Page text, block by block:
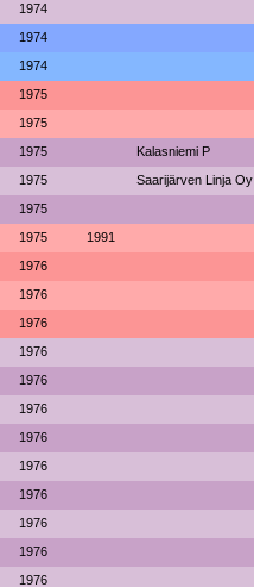
1974
1974
1974
1975
1975
1975 Kalasniemi P
1975 Saarijärven Linja Oy
1975
1975 1991
1976
1976
1976
1976
1976
1976
1976
1976
1976
1976
1976
1976